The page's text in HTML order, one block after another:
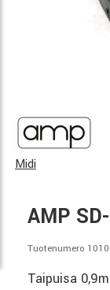
Midi
AMP
Tuotenumero
Taipuisa